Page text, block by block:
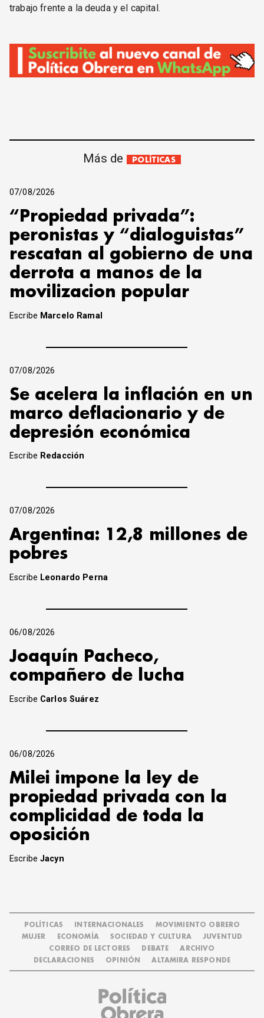
trabajo frente a la deuda y el capital.
Más de POLÍTICAS
07/08/2026
“Propiedad privada”:
peronistas y “dialoguistas”
rescatan al gobierno de una
derrota a manos de la
movilizacion popular
Escribe Marcelo Ramal
07/08/2026
Se acelera la inflación en un
marco deflacionario y de
depresión económica
Escribe Redacción
07/08/2026
Argentina: 12,8 millones de
pobres
Escribe Leonardo Perna
06/08/2026
Joaquín Pacheco,
compañero de lucha
Escribe Carlos Suárez
06/08/2026
Milei impone la ley de
propiedad privada con la
complicidad de toda la
oposición
EscribeJacyn
POLÍTICAS INTERNACIONALES
MOVIMIENTO OBRERO
MUJER
ECONOMÍA SOCIEDAD Y CULTURA
JUVENTUD
CORREO DE LECTORES
DEBATE
ARCHIVO
DECLARACIONES
OPINIÓN ALTAMIRA RESPONDE